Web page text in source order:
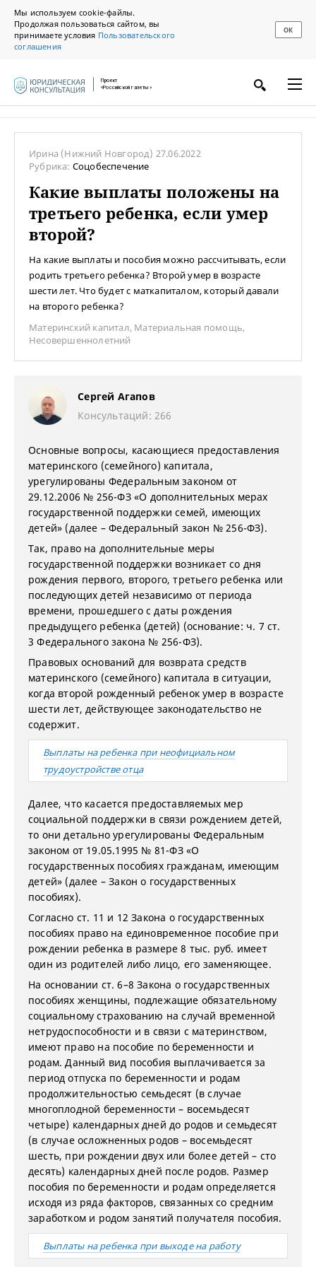
Мы используем cookie-файлы.
Продолжая пользоваться сайтом, вы
принимаете условия Пользовательского
соглашения
ОК
Проект
«Российской газеты»
Ирина (Нижний Новгород) 27.06.2022
Рубрика: Соцобеспечение
Какие выплаты положены на
третьего ребенка, если умер
второй?
На какие выплаты и пособия можно рассчитывать, если
родить третьего ребенка? Второй умер в возрасте
шести лет. Что будет с маткапиталом, который давали
на второго ребенка?
Материнский капитал, Материальная помощь,
Несовершеннолетний
Сергей Агапов
Консультаций: 266
Основные вопросы, касающиеся предоставления
материнского (семейного) капитала,
урегулированы Федеральным законом от
29.12.2006 № 256-ФЗ «О дополнительных мерах
государственной поддержки семей, имеющих
детей» (далее – Федеральный закон № 256-ФЗ).
Так, право на дополнительные меры
государственной поддержки возникает со дня
рождения первого, второго, третьего ребенка или
последующих детей независимо от периода
времени, прошедшего с даты рождения
предыдущего ребенка (детей) (основание: ч. 7 ст.
3 Федерального закона № 256-ФЗ).
Правовых оснований для возврата средств
материнского (семейного) капитала в ситуации,
когда второй рожденный ребенок умер в возрасте
шести лет, действующее законодательство не
содержит.
Выплаты на ребенка при неофициальном
трудоустройстве отца
Далее, что касается предоставляемых мер
социальной поддержки в связи рождением детей,
то они детально урегулированы Федеральным
законом от 19.05.1995 № 81-ФЗ «О
государственных пособиях гражданам, имеющим
детей» (далее – Закон о государственных
пособиях).
Согласно ст. 11 и 12 Закона о государственных
пособиях право на единовременное пособие при
рождении ребенка в размере 8 тыс. руб. имеет
один из родителей либо лицо, его заменяющее.
На основании ст. 6–8 Закона о государственных
пособиях женщины, подлежащие обязательному
социальному страхованию на случай временной
нетрудоспособности и в связи с материнством,
имеют право на пособие по беременности и
родам. Данный вид пособия выплачивается за
период отпуска по беременности и родам
продолжительностью семьдесят (в случае
многоплодной беременности – восемьдесят
четыре) календарных дней до родов и семьдесят
(в случае осложненных родов – восемьдесят
шесть, при рождении двух или более детей – сто
десять) календарных дней после родов. Размер
пособия по беременности и родам определяется
исходя из ряда факторов, связанных со средним
заработком и родом занятий получателя пособия.
Выплаты на ребенка при выходе на работу